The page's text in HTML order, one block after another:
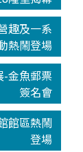
趣及一系
熱鬧登場
-金魚郵票
簽名會
館區熱鬧
登場